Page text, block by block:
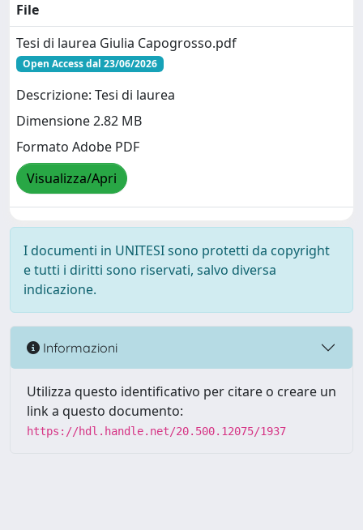
File
Tesi di laurea Giulia Capogrosso.pdf
Open Access dal 23/06/2026
Descrizione: Tesi di laurea
Dimensione 2.82 MB
Formato Adobe PDF
Visualizza/Apri
I documenti in UNITESI sono protetti da copyright
e tutti i diritti sono riservati, salvo diversa
indicazione.
Informazioni
Utilizza questo identificativo per citare o creare un
link a questo documento:
https://hdl.handle.net/20.500.12075/1937